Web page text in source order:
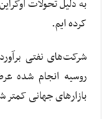
کرده ایم.
شرکت‌های نفتی
روسیه انجام شده
بازار‌های جهانی کمتر